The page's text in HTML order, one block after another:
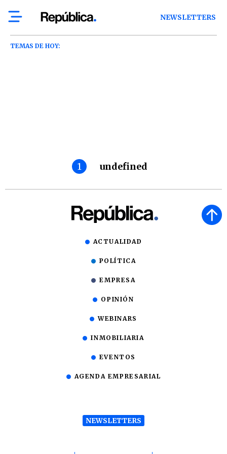
NEWSLETTERS
TEMAS DE HOY:
1 undefined
ACTUALIDAD
POLÍTICA
EMPRESA
OPINIÓN
WEBINARS
INMOBILIARIA
EVENTOS
AGENDA EMPRESARIAL
NEWSLETTERS